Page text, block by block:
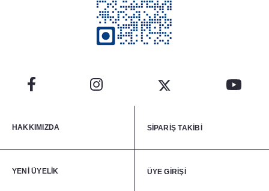
HAKKIMIZDA SİPARİŞ TAKİBİ
YENİ ÜYELİK ÜYE GİRİŞİ